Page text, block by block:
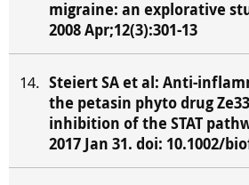
migraine: an explorative
2008 Apr;12(3):301-13
Steiert SA et al: Anti-
the petasin phyto drug
inhibition of the STAT
2017 Jan 31. doi: 10.1002/